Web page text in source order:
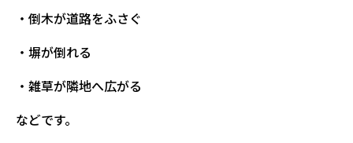
・倒木が道路をふさぐ
・塀が倒れる
・雑草が隣地へ広がる
などです。